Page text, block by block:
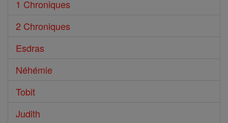
1 Chroniques
2 Chroniques
Esdras
Néhémie
Tobit
Judith